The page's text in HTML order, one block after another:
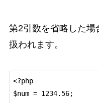
第2引数を省略した場
扱われます。
<?php
$num = 1234.56;